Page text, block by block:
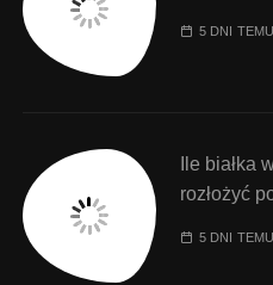
5 DNI TEMU
Ile białka
rozłożyć
5 DNI TEMU